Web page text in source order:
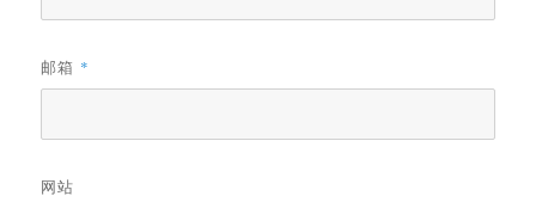
邮箱 *
网站